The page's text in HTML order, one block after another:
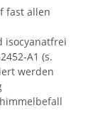
fast allen
isocyanatfrei
A1 (s.
werden